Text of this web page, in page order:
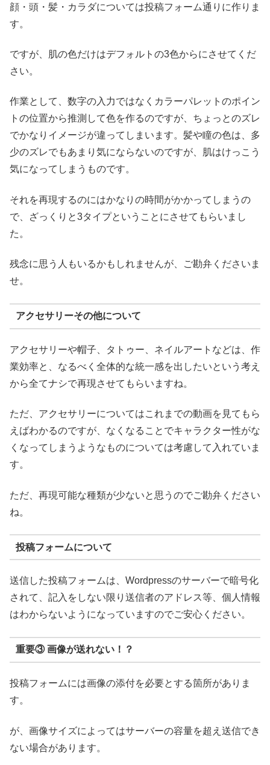
顔・頭・髪・カラダについては投稿フォーム通りに作りま
す。
ですが、肌の色だけはデフォルトの3色からにさせてくだ
さい。
作業として、数字の入力ではなくカラーパレットのポイン
トの位置から推測して色を作るのですが、ちょっとのズレ
でかなりイメージが違ってしまいます。髪や瞳の色は、多
少のズレでもあまり気にならないのですが、肌はけっこう
気になってしまうものです。
それを再現するのにはかなりの時間がかかってしまうの
で、ざっくりと3タイプということにさせてもらいまし
た。
残念に思う人もいるかもしれませんが、ご勘弁くださいま
せ。
アクセサリーその他について
アクセサリーや帽子、タトゥー、ネイルアートなどは、作
業効率と、なるべく全体的な統一感を出したいという考え
から全てナシで再現させてもらいますね。
ただ、アクセサリーについてはこれまでの動画を見てもら
えばわかるのですが、なくなることでキャラクター性がな
くなってしまうようなものについては考慮して入れていま
す。
ただ、再現可能な種類が少ないと思うのでご勘弁ください
ね。
投稿フォームについて
送信した投稿フォームは、Wordpressのサーバーで暗号化
されて、記入をしない限り送信者のアドレス等、個人情報
はわからないようになっていますのでご安心ください。
重要③ 画像が送れない！？
投稿フォームには画像の添付を必要とする箇所がありま
す。
が、画像サイズによってはサーバーの容量を超え送信でき
ない場合があります。